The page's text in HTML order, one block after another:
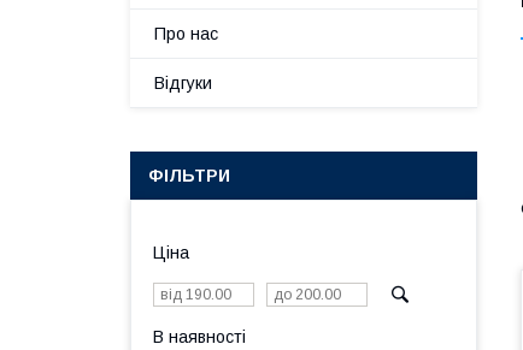
Про нас
Відгуки
ФІЛЬТРИ
Ціна
В наявності